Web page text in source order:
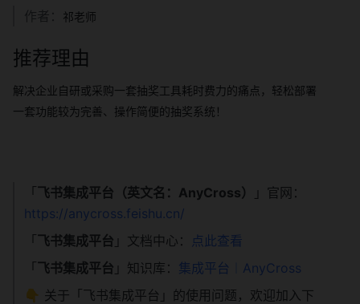
作者： 祁老师
推荐理由
解决企业自研或采购一套抽奖工具耗时费力的痛点，轻松部署
一套功能较为完善、操作简便的抽奖系统！
飞书集成平台（英文名：AnyCross）
」官网：
https://anycross.feishu.cn/
飞书集成平台 」文档中心： 点此查看
飞书集成平台 」知识库： 集成平台︱AnyCross
👇 关于「飞书集成平台」的使用问题，欢迎加入下